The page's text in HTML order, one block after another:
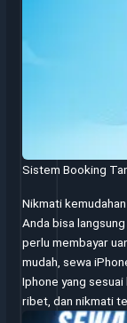
Sistem Booking
Nikmati
Anda bisa
perlu membayar
mudah, sewa
Iphone yang
ribet, dan nikmati